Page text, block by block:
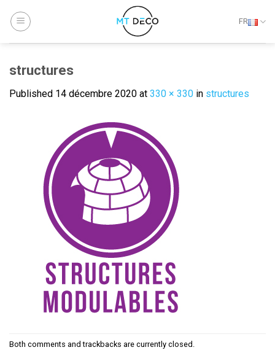
FR
structures
Published 14 décembre 2020 at 330 × 330 in structures
Both comments and trackbacks are currently closed.